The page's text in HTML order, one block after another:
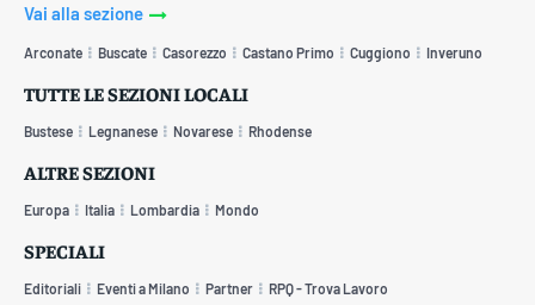
Vai alla sezione
Arconate Buscate Casorezzo Castano Primo Cuggiono Inveruno
TUTTE LE SEZIONI LOCALI
Bustese Legnanese Novarese Rhodense
ALTRE SEZIONI
Europa Italia Lombardia Mondo
SPECIALI
Editoriali Eventi a Milano Partner RPQ - Trova Lavoro